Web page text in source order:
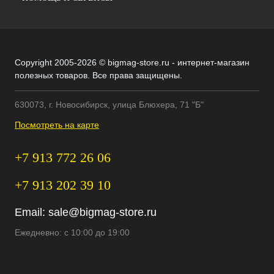
Copyright 2005-2026 © bigmag-store.ru - интернет-магазин
полезных товаров. Все права защищены.
630073, г. Новосибирск, улица Блюхера, 71 "Б"
Посмотреть на карте
+7 913 772 26 06
+7 913 202 39 10
Email: sale@bigmag-store.ru
Ежедневно: с 10:00 до 19:00